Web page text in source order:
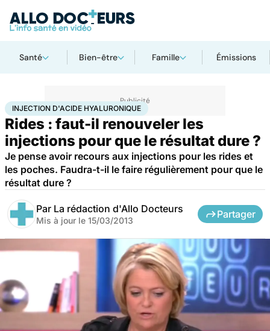
Santé Bien-être Famille Émissions
AccueilSantéInjection d'acide hyaluronique
INJECTION D'ACIDE HYALURONIQUE
Rides : faut-il renouveler les
injections pour que le résultat dure ?
Je pense avoir recours aux injections pour les rides et
les poches. Faudra-t-il le faire régulièrement pour que le
résultat dure ?
Par La rédaction d'Allo Docteurs
Mis à jour le 15/03/2013
Partager